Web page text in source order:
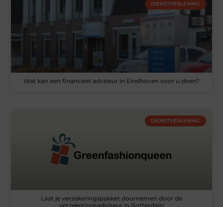
DIENSTVERLENING
Wat kan een financieel adviseur in Eindhoven voor u doen?
DIENSTVERLENING
Laat je verzekeringspakket doornemen door de
verzekeringsadviseur in Rotterdam